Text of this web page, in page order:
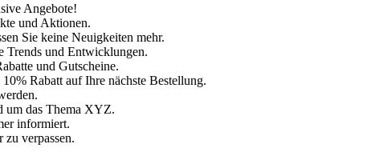
Angebote!
und Aktionen.
Sie keine Neuigkeiten mehr.
Trends und Entwicklungen.
und Gutscheine.
Rabatt auf Ihre nächste Bestellung.
um das Thema XYZ.
informiert.
verpassen.